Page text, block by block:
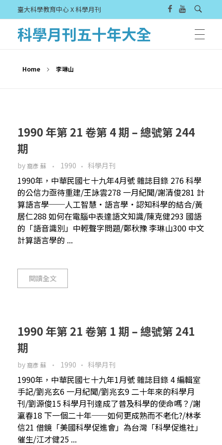
臺大科學教育中心 X 科學月刊
科學月刊五十年大全
Home 李琳山
1990 年第 21 卷第 4 期 – 總號第 244
期
by 裔彥 蘇 1990 科學月刊
1990年，中華民國七十九年4月號 雜誌目錄 276 科學
的公信力亟待重建/王詠雲278 一月紀聞/謝清俊281 計
算語言學──人工智慧‧語言學‧認知科學的結合/黃
居仁288 如何在電腦中表達語文知識/陳克健293 國語
的「語音識別」中輕聲字問題/鄭秋豫 李琳山300 中文
計算語言學的 ...
閱讀全文
1990 年第 21 卷第 1 期 – 總號第 241
期
by 裔彥 蘇 1990 科學月刊
1990年，中華民國七十九年1月號 雜誌目錄 4 編輯室
手記/劉兆玄6 一月紀聞/劉兆玄9 二十年來的科學月
刊/劉源俊15 科學月刊達成了普及科學的使命嗎？/謝
瀛春18 下一個二十年──如何更成熟而不老化?/林孝
信21 借鏡「美國科學促進會」為台灣「科學促進社」
催生/江才健25 ...